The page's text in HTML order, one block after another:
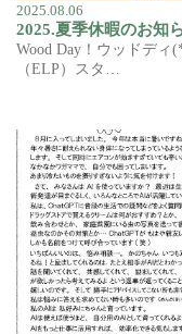
2025.08.06
2025.夏季休暇のお知
Wood Day！ウッドデ
（ELP）スタ…